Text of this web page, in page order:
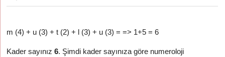
m (4) + u (3) + t (2) + l (3) + u (3) = => 1+5 = 6
Kader sayınız6. Şimdi kader sayınıza göre numeroloji